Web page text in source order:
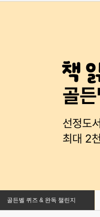
골든벨 퀴즈 & 완독 챌린지